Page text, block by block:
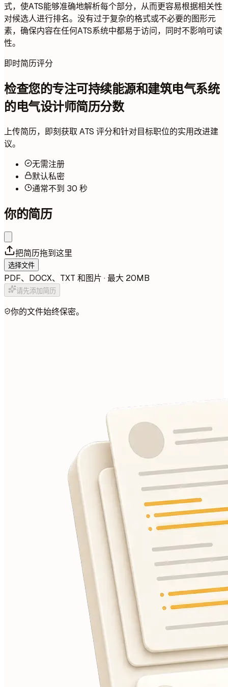
式，使ATS能够准确地解析每个部分，从而更容易根据相关性
对候选人进行排名。没有过于复杂的格式或不必要的图形元
素，确保内容在任何ATS系统中都易于访问，同时不影响可读
性。
即时简历评分
检查您的专注可持续能源和建筑电气系统
的电气设计师简历分数
上传简历，即刻获取 ATS 评分和针对目标职位的实用改进建
议。
无需注册
默认私密
通常不到 30 秒
你的简历
把简历拖到这里
选择文件
PDF、DOCX、TXT 和图片 · 最大 20MB
请先添加简历
你的文件始终保密。